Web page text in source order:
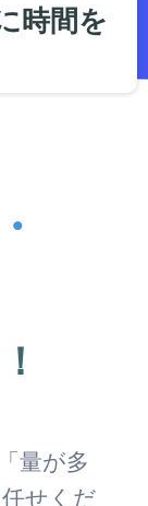
時間を
量が多
せくだ